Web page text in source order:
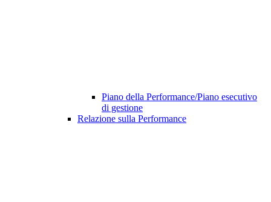
Piano della Performance/Piano esecutivo
di gestione
Relazione sulla Performance